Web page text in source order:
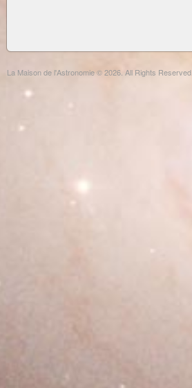
La Maison de l'Astronomie © 2026. All Rights Reserved.